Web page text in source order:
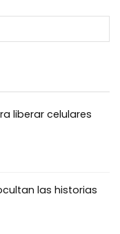
liberar celulares
las historias